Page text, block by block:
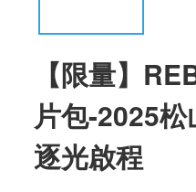
【限量】
片包-2025
逐光啟程